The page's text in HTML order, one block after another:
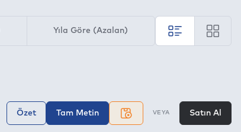
Yıla Göre (Azalan)
Özet Tam Metin VEYA Satın Al